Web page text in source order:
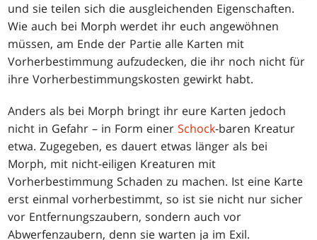
und sie teilen sich die ausgleichenden Eigenschaften.
Wie auch bei Morph werdet ihr euch angewöhnen
müssen, am Ende der Partie alle Karten mit
Vorherbestimmung aufzudecken, die ihr noch nicht für
ihre Vorherbestimmungskosten gewirkt habt.
Anders als bei Morph bringt ihr eure Karten jedoch
nicht in Gefahr – in Form einerSchock-baren Kreatur
etwa. Zugegeben, es dauert etwas länger als bei
Morph, mit nicht-eiligen Kreaturen mit
Vorherbestimmung Schaden zu machen. Ist eine Karte
erst einmal vorherbestimmt, so ist sie nicht nur sicher
vor Entfernungszaubern, sondern auch vor
Abwerfenzaubern, denn sie warten ja im Exil.